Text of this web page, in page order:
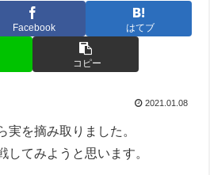
Facebook はてブ
コピー
2021.01.08
実を摘み取りました。
してみようと思います。